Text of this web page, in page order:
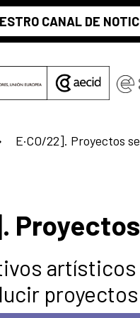
CANAL DE
E·CO/22]. Proyectos